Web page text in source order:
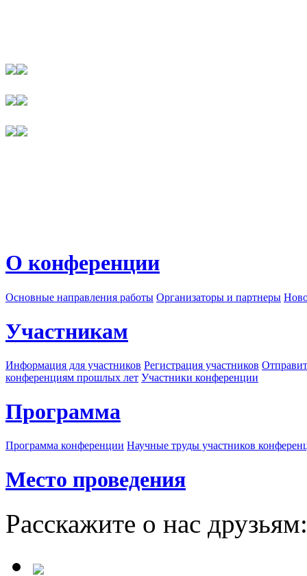
О конференции
Основные направления работы Организаторы и партнеры
Участникам
Информация для участников Регистрация участников
конференциям прошлых лет Участники конференции
Программа
Программа конференции Научные труды участников
Место проведения
Расскажите о нас друзьям: